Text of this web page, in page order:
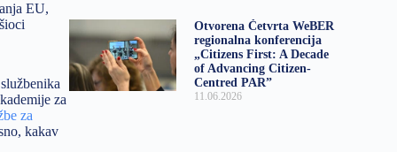
EU,
za
za
kakav
Otvorena Četvrta WeBER
regionalna konferencija
„Citizens First: A Decade
of Advancing Citizen-
Centred PAR”
11.06.2026